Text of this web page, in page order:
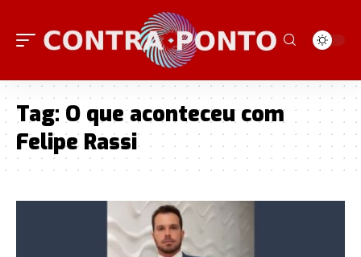
Tag: O que aconteceu com
Felipe Rassi